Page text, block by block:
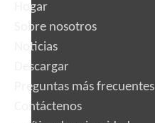
Hogar
Sobre nosotros
Noticias
Descargar
Preguntas más frecuentes
Contáctenos